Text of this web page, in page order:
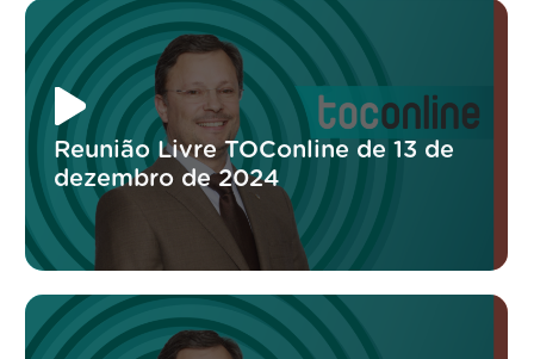
Reunião Livre TOConline de 13 de
dezembro de 2024